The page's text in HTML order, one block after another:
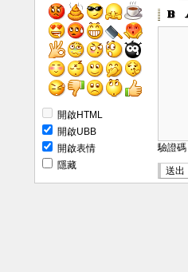
開啟HTML
開啟UBB
開啟表情
隱藏
驗證